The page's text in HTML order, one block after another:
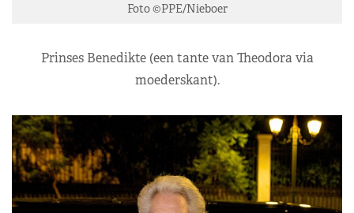
Foto ©PPE/Nieboer
Prinses Benedikte (een tante van Theodora via
moederskant).